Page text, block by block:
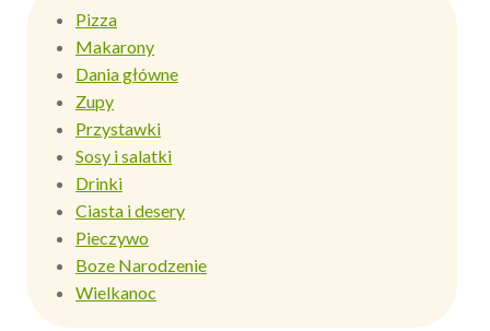
Pizza
Makarony
Dania główne
Zupy
Przystawki
Sosy i salatki
Drinki
Ciasta i desery
Pieczywo
Boze Narodzenie
Wielkanoc